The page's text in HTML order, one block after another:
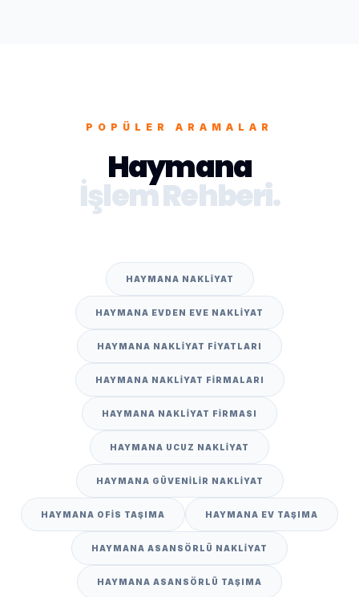
POPÜLER ARAMALAR
Haymana
İşlem Rehberi.
HAYMANA NAKLIYAT
HAYMANA EVDEN EVE NAKLIYAT
HAYMANA NAKLIYAT FIYATLARI
HAYMANA NAKLIYAT FIRMALARI
HAYMANA NAKLIYAT FIRMASI
HAYMANA UCUZ NAKLIYAT
HAYMANA GÜVENILIR NAKLIYAT
HAYMANA OFIS TAŞIMA HAYMANA EV TAŞIMA
HAYMANA ASANSÖRLÜ NAKLIYAT
HAYMANA ASANSÖRLÜ TAŞIMA